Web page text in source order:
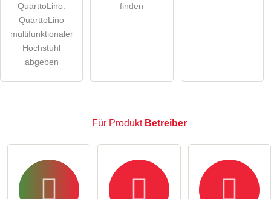
alle Besucher sichtbar
Klicken Sie hier um eine
Produkt-Eintrag zu stellen
QuarttoLino:
QuarttoLino
multifunktionaler
Hochstuhl
abgeben
finden
Für Produkt Betreiber